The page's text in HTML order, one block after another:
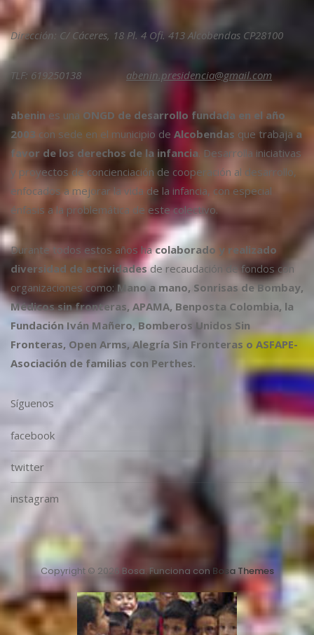
Dirección: C/ Cáceres, 18 Pl. 4 Ofi. 413 Alcobendas CP28100
TLF: 619250138 abenin.presidencia@gmail.com
abenin es una ONGD de desarrollo fundada en el año
2003 con sede en el municipio de Alcobendas que trabaja a
favor de los derechos de la infancia. Desarrolla iniciativas
y proyectos de concienciación de cooperación al desarrollo,
enfocados a mejorar la vida de la infancia, con especial
énfasis a la problemática de este colectivo.
Durante todos estos años hacolaborado y realizado
diversidad de actividadesde recaudación de fondos con
organizaciones como:Mano a mano, Sonrisas de Bombay,
Médicos sin fronteras, APAMA, Benposta Colombia, la
Fundación Iván Mañero, Bomberos Unidos Sin
Fronteras, Open Arms, Alegría Sin Fronteras o ASFAPE-
Asociación de familias con Perthes.
Síguenos
facebook
twitter
instagram
Copyright © 2026 Bosa. Funciona con Bosa Themes